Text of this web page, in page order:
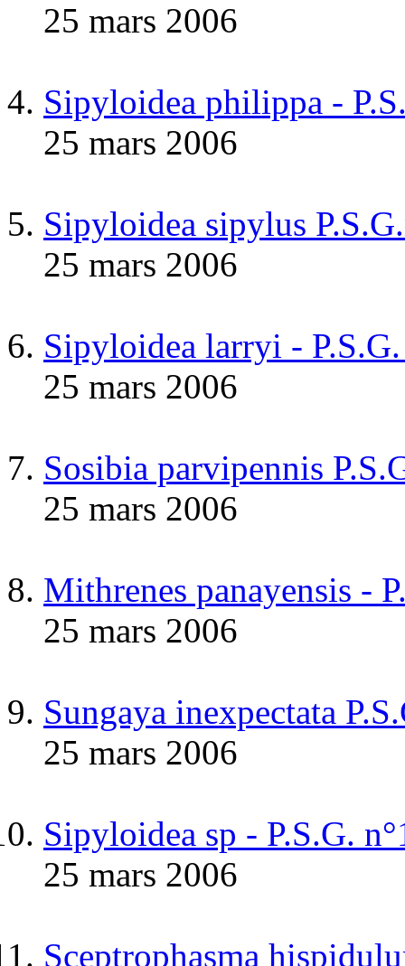
25 mars 2006
Sipyloidea philippa -
25 mars 2006
Sipyloidea sipylus
25 mars 2006
Sipyloidea larryi -
25 mars 2006
Sosibia parvipennis
25 mars 2006
Mithrenes panayensis -
25 mars 2006
Sungaya inexpectata
25 mars 2006
Sipyloidea sp - P.S.G.
25 mars 2006
Sceptrophasma